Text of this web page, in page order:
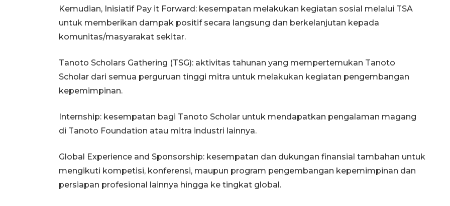
Kemudian, Inisiatif Pay it Forward: kesempatan melakukan kegiatan sosial melalui TSA
untuk memberikan dampak positif secara langsung dan berkelanjutan kepada
komunitas/masyarakat sekitar.
Tanoto Scholars Gathering (TSG): aktivitas tahunan yang mempertemukan Tanoto
Scholar dari semua perguruan tinggi mitra untuk melakukan kegiatan pengembangan
kepemimpinan.
Internship: kesempatan bagi Tanoto Scholar untuk mendapatkan pengalaman magang
di Tanoto Foundation atau mitra industri lainnya.
Global Experience and Sponsorship: kesempatan dan dukungan finansial tambahan untuk
mengikuti kompetisi, konferensi, maupun program pengembangan kepemimpinan dan
persiapan profesional lainnya hingga ke tingkat global.